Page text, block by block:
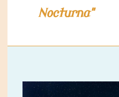
Nocturna"